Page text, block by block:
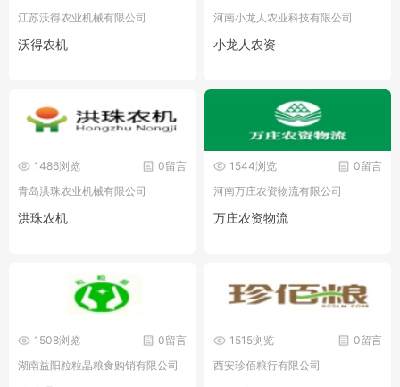
江苏沃得农业机械有限公司
沃得农机
河南小龙人农业科技有限公司
小龙人农资
0留言
1486浏览
青岛洪珠农业机械有限公司
洪珠农机
0留言
1544浏览
河南万庄农资物流有限公司
万庄农资物流
0留言
1508浏览
湖南益阳粒粒晶粮食购销有限公司
0留言
1515浏览
西安珍佰粮行有限公司